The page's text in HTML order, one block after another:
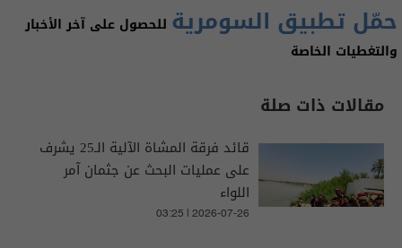
حمّل تطبيق السومرية للحصول على آخر الأخبار
والتغطيات الخاصة
مقالات ذات صلة
قائد فرقة المشاة الآلية الـ25 يشرف
على عمليات البحث عن جثمان آمر
اللواء
03:25 | 2026-07-26